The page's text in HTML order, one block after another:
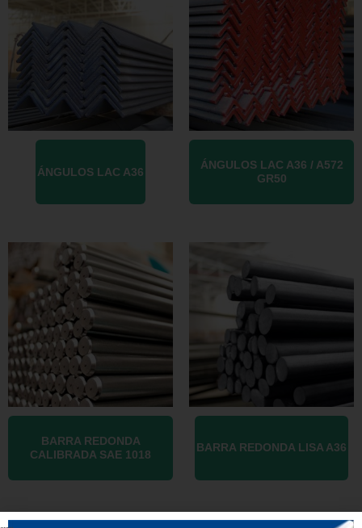
ÁNGULOS LAC A36
ÁNGULOS LAC A36 / A572
GR50
BARRA REDONDA
CALIBRADA SAE 1018
BARRA REDONDA LISA A36